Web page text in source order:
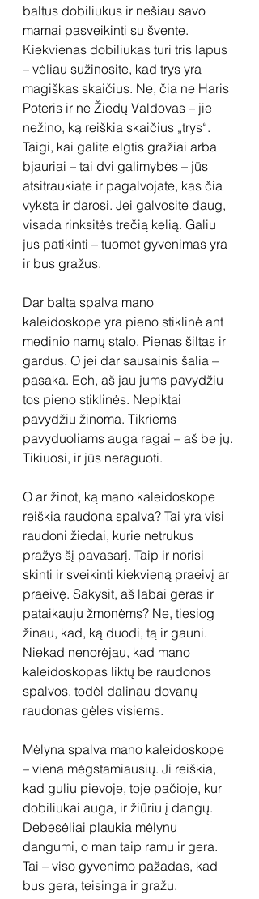
baltus dobiliukus ir nešiau savo
mamai pasveikinti su švente.
Kiekvienas dobiliukas turi tris lapus
– vėliau sužinosite, kad trys yra
magiškas skaičius. Ne, čia ne Haris
Poteris ir ne Žiedų Valdovas – jie
nežino, ką reiškia skaičius „trys“.
Taigi, kai galite elgtis gražiai arba
bjauriai – tai dvi galimybės – jūs
atsitraukiate ir pagalvojate, kas čia
vyksta ir darosi. Jei galvosite daug,
visada rinksitės trečią kelią. Galiu
jus patikinti – tuomet gyvenimas yra
ir bus gražus.
Dar balta spalva mano
kaleidoskope yra pieno stiklinė ant
medinio namų stalo. Pienas šiltas ir
gardus. O jei dar sausainis šalia –
pasaka. Ech, aš jau jums pavydžiu
tos pieno stiklinės. Nepiktai
pavydžiu žinoma. Tikriems
pavyduoliams auga ragai – aš be jų.
Tikiuosi, ir jūs neraguoti.
O ar žinot, ką mano kaleidoskope
reiškia raudona spalva? Tai yra visi
raudoni žiedai, kurie netrukus
pražys šį pavasarį. Taip ir norisi
skinti ir sveikinti kiekvieną praeivį ar
praeivę. Sakysit, aš labai geras ir
pataikauju žmonėms? Ne, tiesiog
žinau, kad, ką duodi, tą ir gauni.
Niekad nenorėjau, kad mano
kaleidoskopas liktų be raudonos
spalvos, todėl dalinau dovanų
raudonas gėles visiems.
Mėlyna spalva mano kaleidoskope
– viena mėgstamiausių. Ji reiškia,
kad guliu pievoje, toje pačioje, kur
dobiliukai auga, ir žiūriu į dangų.
Debesėliai plaukia mėlynu
dangumi, o man taip ramu ir gera.
Tai – viso gyvenimo pažadas, kad
bus gera, teisinga ir gražu.